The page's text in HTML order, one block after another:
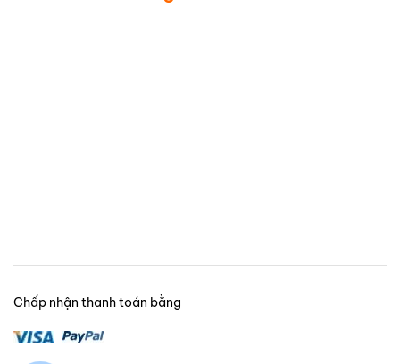
Chấp nhận thanh toán bằng